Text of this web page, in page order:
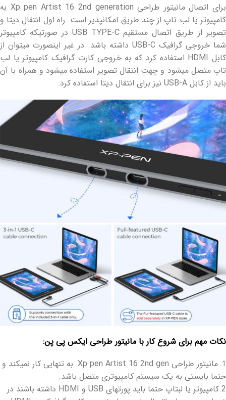
برای اتصال مانیتور طراحی Xp pen Artist 16 2nd generation به
کامپیوتر یا لب تاپ از چند طریق امکانپذیر است. راه اول انتقال دیتا و
تصویر از طریق اتصال مستقیم USB TYPE-C در صورتیکه کامپیوتر
شما خروجی گرافیک USB-C داشته باشد. در غیر اینصورت میتوان از
کابل HDMI استفاده کرد که به خروجی کارت گرافیک کامپیوتر یا لب
تاپ متصل میشود و چهت انتقال تصویر استفاده میشود و همراه با آن
باید از کابل USB-A نیز برای انتقال دیتا استفاده کرد
.
نکات مهم برای شروع کار با مانیتور طراحی ایکس پی پن:
1. مانیتور طراحی Xp pen Artist 16 2nd gen
به تنهایی کار نمیکند و
حتما بایستی به یک سیستم کامپیوتری متصل باشد.
2.کامپیوتر یا لبتاپ حتما باید پورتهای USB و HDMI داشته باشند در